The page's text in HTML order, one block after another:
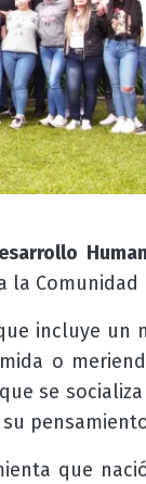
la Comunidad
incluye
o
se
que